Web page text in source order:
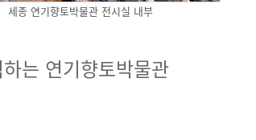
세종 연기향토박물관 전시실 내부
는 연기향토박물관